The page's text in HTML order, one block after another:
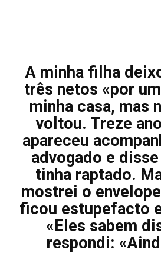
A minha filha
três netos «por
minha casa, mas
voltou. Treze
apareceu
advogado e
tinha raptado.
mostrei o
ficou estupefacto
«Eles sabem
respondi: